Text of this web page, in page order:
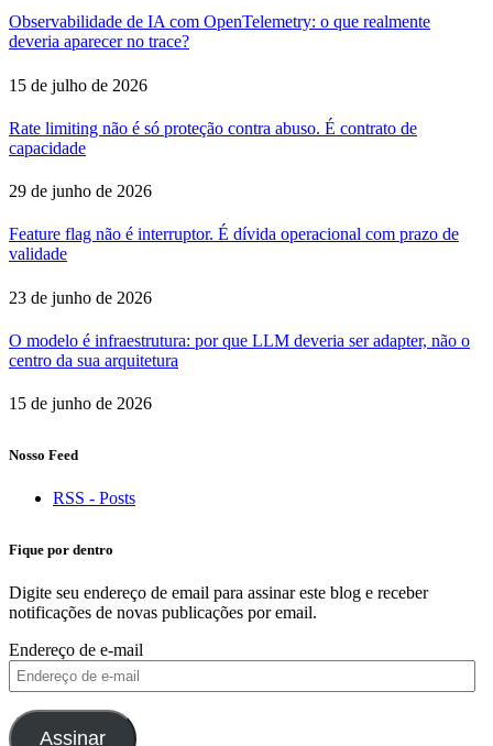
Observabilidade de IA com OpenTelemetry: o que realmente
deveria aparecer no trace?
15 de julho de 2026
Rate limiting não é só proteção contra abuso. É contrato de
capacidade
29 de junho de 2026
Feature flag não é interruptor. É dívida operacional com prazo de
validade
23 de junho de 2026
O modelo é infraestrutura: por que LLM deveria ser adapter, não o
centro da sua arquitetura
15 de junho de 2026
Nosso Feed
RSS - Posts
Fique por dentro
Digite seu endereço de email para assinar este blog e receber
notificações de novas publicações por email.
Endereço de e-mail
Assinar